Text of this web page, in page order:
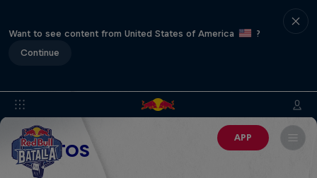
Want to see content from United States of America
?
Continue
APP
EVENTOS